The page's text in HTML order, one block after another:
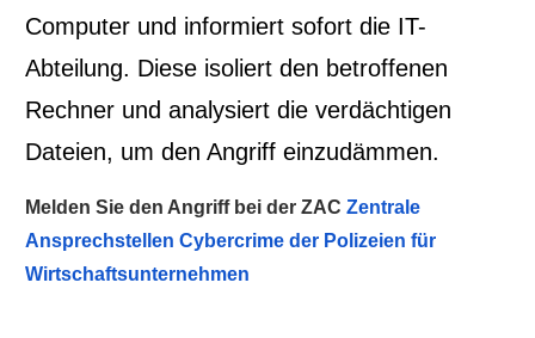
Computer und informiert sofort die IT-
Abteilung. Diese isoliert den betroffenen
Rechner und analysiert die verdächtigen
Dateien, um den Angriff einzudämmen.
Melden Sie den Angriff bei der ZAC Zentrale
Ansprechstellen Cybercrime der Polizeien für
Wirtschaftsunternehmen